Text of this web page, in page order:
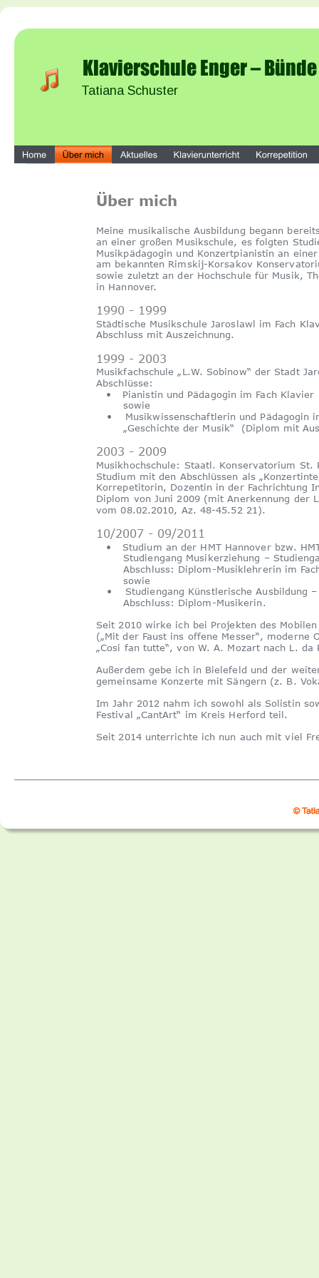
Über mich
Meine musikalische Ausbildung begann
an einer großen Musikschule, es folgten
Musikpädagogin und Konzertpianistin an
am bekannten Rimskij-Korsakov
sowie zuletzt an der Hochschule für Musik,
in Hannover.
1990 - 1999
Städtische Musikschule Jaroslawl im Fach
Abschluss mit Auszeichnung.
1999 - 2003
Musikfachschule „L.W. Sobinow“ der Stadt
Abschlüsse:
•
Pianistin und Pädagogin im Fach
sowie
•
Musikwissenschaftlerin und Pädagogin
„Geschichte der Musik“  (Diplom mit
2003 - 2009
Musikhochschule: Staatl. Konservatorium St.
Studium mit den Abschlüssen als
Korrepetitorin, Dozentin in der Fachrichtung
Diplom von Juni 2009 (mit Anerkennung der
vom 08.02.2010, Az. 48-45.52 21).
10/2007 - 09/2011
•
Studium an der HMT Hannover bzw.
Studiengang Musikerziehung –
Abschluss: Diplom-Musiklehrerin im
sowie
•
Studiengang Künstlerische Ausbildung
Abschluss: Diplom-Musikerin.
Seit 2010 wirke ich bei Projekten des
(„Mit der Faust ins offene Messer“,
„Cosi fan tutte“, von W. A. Mozart nach L.
Außerdem gebe ich in Bielefeld und der
gemeinsame Konzerte mit Sängern (z. B.
Im Jahr 2012 nahm ich sowohl als Solistin
Festival „CantArt“ im Kreis Herford teil.
Seit 2014 unterrichte ich nun auch mit viel
Tatiana Schuster
Klavierschule Enger – Bünde